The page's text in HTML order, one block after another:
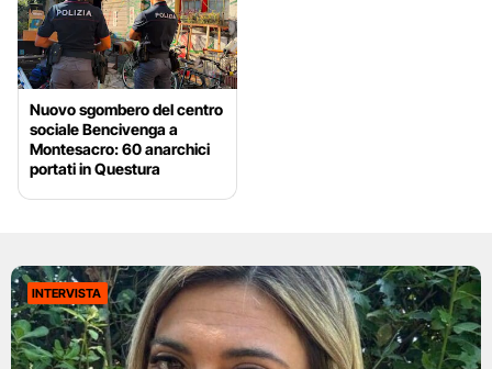
Nuovo sgombero del centro
sociale Bencivenga a
Montesacro: 60 anarchici
portati in Questura
INTERVISTA